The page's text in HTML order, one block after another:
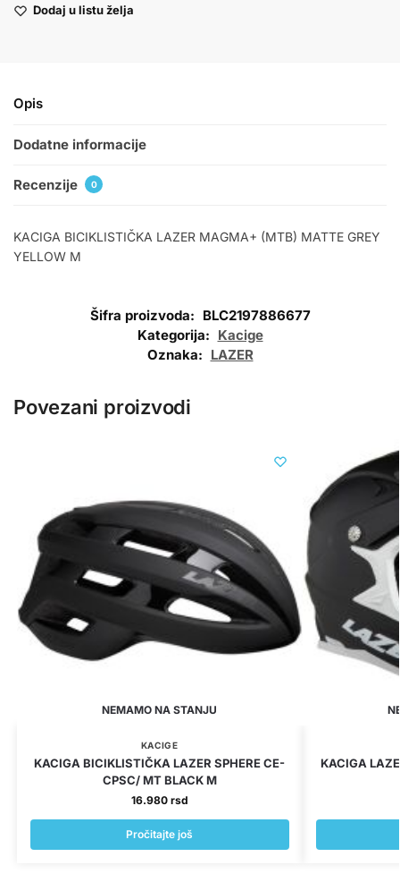
Dodaj u listu želja
Opis
Dodatne informacije
Recenzije 0
KACIGA BICIKLISTIČKA LAZER MAGMA+ (MTB) MATTE GREY
YELLOW M
Šifra proizvoda: BLC2197886677
Kategorija: Kacige
Oznaka: LAZER
Povezani proizvodi
NEMAMO NA STANJU
KACIGE
KACIGA BICIKLISTIČKA LAZER SPHERE CE-
CPSC/ MT BLACK M
16.980 rsd
Pročitajte još
KACIGA